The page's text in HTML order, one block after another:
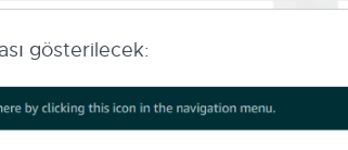
gösterilecek: